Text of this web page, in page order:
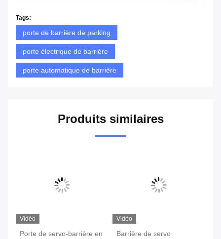
Tags:
porte de barrière de parking
porte électrique de barrière
porte automatique de barrière
Produits similaires
Vidéo
Porte de servo-barrière en
Vidéo
Barrière de servo